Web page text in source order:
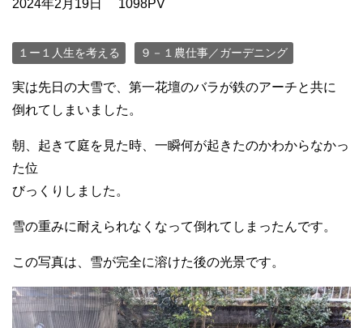
2024年2月19日 1098PV
１ー１人生を考える ９－１農仕事／ガーデニング
実は先日の大雪で、第一花壇のバラが鉄のアーチと共に
倒れてしまいました。
朝、起きて庭を見た時、一瞬何が起きたのかわからなかっ
た位
びっくりしました。
雪の重みに耐えられなくなって倒れてしまったんです。
この写真は、雪が完全に溶けた後の光景です。